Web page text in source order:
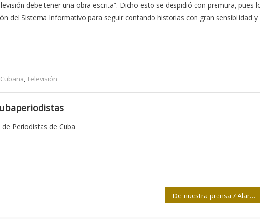
debe tener una obra escrita”. Dicho esto se despidió con premura, pues
del Sistema Informativo para seguir contando historias con gran sensibilidad y
,Televisión
Periodistas de Cuba
De nuestra prensa / Alarma por minería ilegal